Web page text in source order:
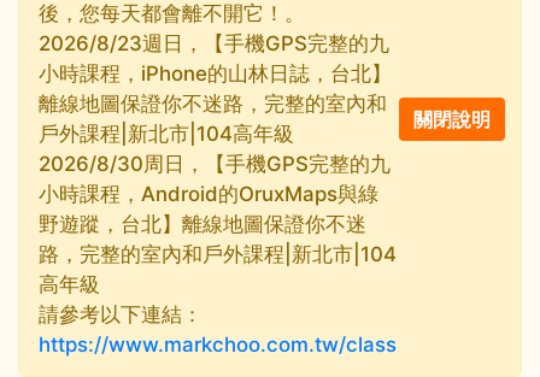
後，您每天都會離不開它！。
2026/8/23週日，【手機GPS完整的九
小時課程，iPhone的山林日誌，台北】
離線地圖保證你不迷路，完整的室內和
戶外課程|新北市|104高年級
2026/8/30周日，【手機GPS完整的九
小時課程，Android的OruxMaps與綠
野遊蹤，台北】離線地圖保證你不迷
路，完整的室內和戶外課程|新北市|104
高年級
請參考以下連結：
https://www.markchoo.com.tw/class